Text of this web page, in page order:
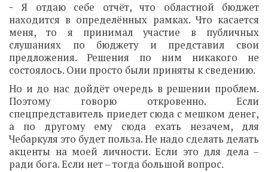
-Я отдаю себе отчёт, что областной бюджет
находится в определённых рамках. Что касается
меня, то я принимал участие в публичных
слушаниях по бюджету и представил свои
предложения. Решения по ним никакого не
состоялось. Они просто были приняты к сведению.
Но и до нас дойдёт очередь в решении проблем.
Поэтому говорю откровенно. Если
спецпредставитель приедет сюда с мешком денег,
а по другому ему сюда ехать незачем, для
Чебаркуля это будет польза. Не надо сделать делать
акценты на моей личности. Если это для дела –
ради бога. Если нет – тогда большой вопрос.